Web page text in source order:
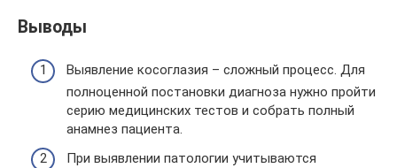
Выводы
Выявление косоглазия – сложный процесс. Для
полноценной постановки диагноза нужно пройти
серию медицинских тестов и собрать полный
анамнез пациента.
При выявлении патологии учитываются